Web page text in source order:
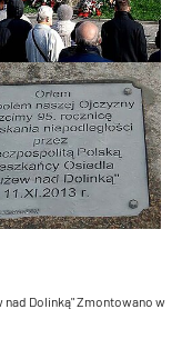
nad Dolinką"Zmontowano w